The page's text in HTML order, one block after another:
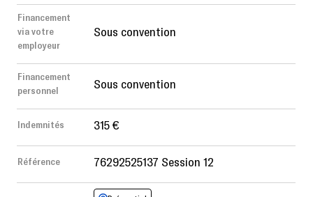
Financement
via votre
employeur
Sous convention
Financement
personnel
Sous convention
Indemnités 315 €
Référence 76292525137 Session 12